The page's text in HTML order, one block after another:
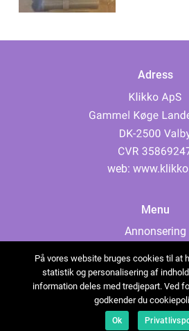
Adress
web:
Menu
Annonsering
Cookies
Kontakta oss
Sitemap
På vores website bruges cookies til at
statistik og personalisering af
information deles med tredjepart. Ved
godkender du
Ok